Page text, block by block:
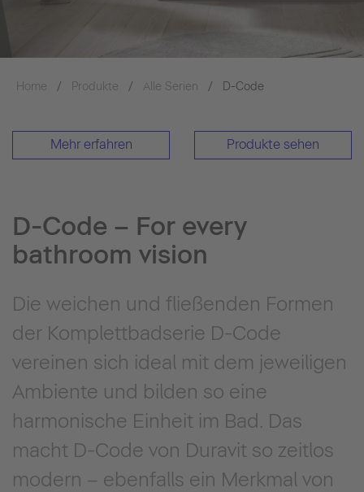
Home Produkte Alle Serien D-Code
Mehr erfahren Produkte sehen
D-Code – For every
bathroom vision
Die weichen und fließenden Formen
der Komplettbadserie D-Code
vereinen sich ideal mit dem jeweiligen
Ambiente und bilden so eine
harmonische Einheit im Bad. Das
macht D-Code von Duravit so zeitlos
modern – ebenfalls ein Merkmal von